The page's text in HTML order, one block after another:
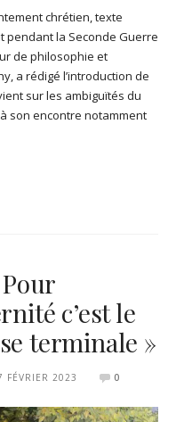
chrétien, texte
pendant la Seconde Guerre
de philosophie et
a rédigé l’introduction de
sur les ambiguïtés du
son encontre notamment
c’est le
terminale »
FÉVRIER 2023 0